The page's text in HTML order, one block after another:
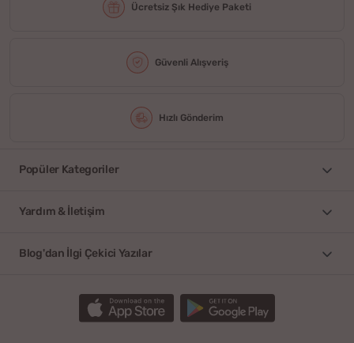
Ücretsiz Şık Hediye Paketi
Güvenli Alışveriş
Hızlı Gönderim
Popüler Kategoriler
Yardım & İletişim
Blog'dan İlgi Çekici Yazılar